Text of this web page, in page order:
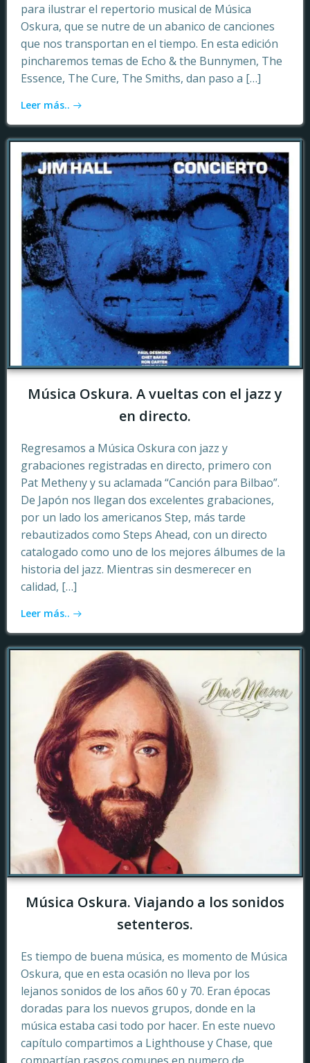
para ilustrar el repertorio musical de Música
Oskura, que se nutre de un abanico de canciones
que nos transportan en el tiempo. En esta edición
pincharemos temas de Echo & the Bunnymen, The
Essence, The Cure, The Smiths, dan paso a […]
Leer más..
Música Oskura. A vueltas con el jazz y
en directo.
Regresamos a Música Oskura con jazz y
grabaciones registradas en directo, primero con
Pat Metheny y su aclamada “Canción para Bilbao”.
De Japón nos llegan dos excelentes grabaciones,
por un lado los americanos Step, más tarde
rebautizados como Steps Ahead, con un directo
catalogado como uno de los mejores álbumes de la
historia del jazz. Mientras sin desmerecer en
calidad, […]
Leer más..
Música Oskura. Viajando a los sonidos
setenteros.
Es tiempo de buena música, es momento de Música
Oskura, que en esta ocasión no lleva por los
lejanos sonidos de los años 60 y 70. Eran épocas
doradas para los nuevos grupos, donde en la
música estaba casi todo por hacer. En este nuevo
capítulo compartimos a Lighthouse y Chase, que